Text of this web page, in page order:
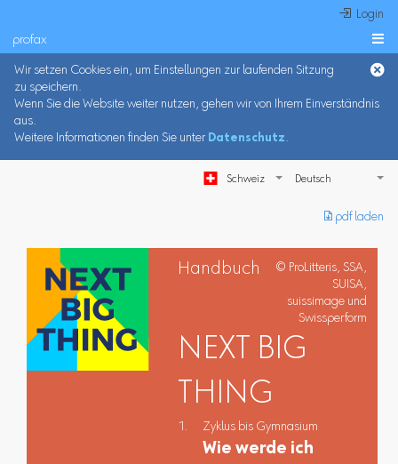
 Login
profax 
Wir setzen Cookies ein, um Einstellungen zur laufenden Sitzung
zu speichern.
Wenn Sie die Website weiter nutzen, gehen wir von Ihrem Einverständnis
aus.
Weitere Informationen finden Sie unter Datenschutz.
Schweiz
︎ pdf laden
Handbuch
© ProLitteris, SSA,
SUISA,
suissimage und
Swissperform
NEXT BIG
THING
Zyklus bis Gymnasium
Wie werde ich